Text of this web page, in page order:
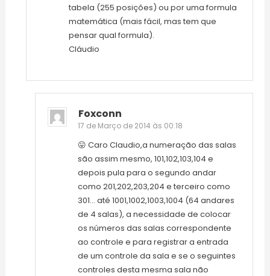
tabela (255 posições) ou por uma formula
matemática (mais fácil, mas tem que
pensar qual formula).
Cláudio
Foxconn
17 de Março de 2014 às 00:18
😛 Caro Claudio,a numeração das salas
são assim mesmo, 101,102,103,104 e
depois pula para o segundo andar
como 201,202,203,204 e terceiro como
301… até 1001,1002,1003,1004 (64 andares
de 4 salas), a necessidade de colocar
os números das salas correspondente
ao controle e para registrar a entrada
de um controle da sala e se o seguintes
controles desta mesma sala não